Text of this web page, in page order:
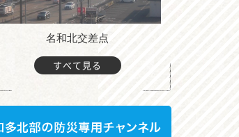
名和北交差点
すべて見る